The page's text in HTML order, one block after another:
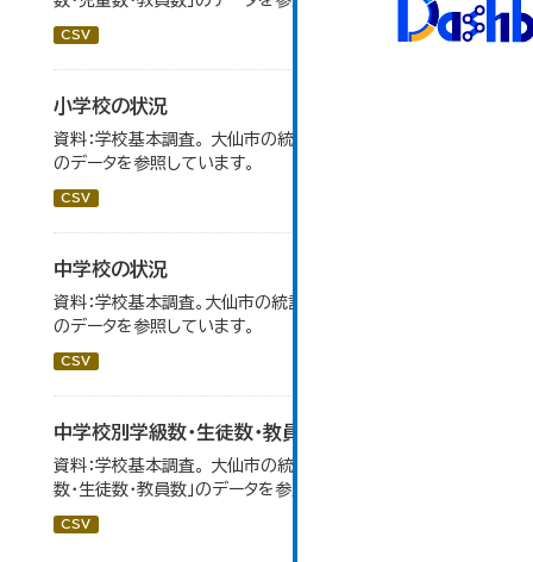
CSV
小学校の状況
資料：学校基本調査。 大仙市の統計「14-3 小学校の状況」
のデータを参照しています。
CSV
中学校の状況
資料：学校基本調査。大仙市の統計「14-5 中学校の状況」
のデータを参照しています。
CSV
中学校別学級数・生徒数・教員数
資料：学校基本調査。 大仙市の統計「14-6 中学校別学級
数・生徒数・教員数」のデータを参照しています。
CSV